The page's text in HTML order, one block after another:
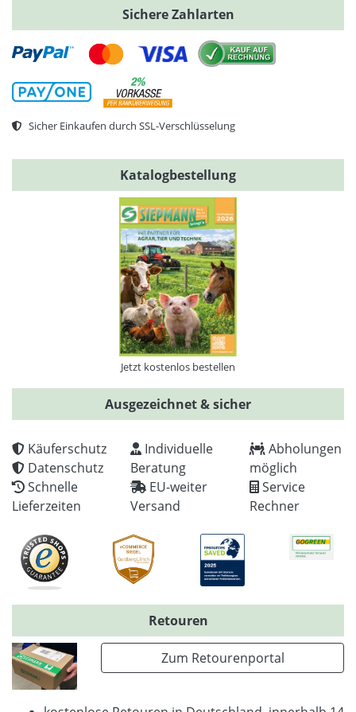
Sichere Zahlarten
Sicher Einkaufen durch SSL-Verschlüsselung
Katalogbestellung
Jetzt kostenlos bestellen
Ausgezeichnet & sicher
Käuferschutz
Datenschutz
Schnelle
Lieferzeiten
Individuelle
Beratung
EU-weiter
Versand
Abholungen
möglich
Service
Rechner
Retouren
Zum Retourenportal